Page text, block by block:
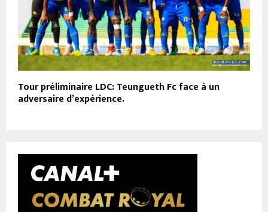
Tour préliminaire LDC: Teungueth Fc face à un
adversaire d’expérience.